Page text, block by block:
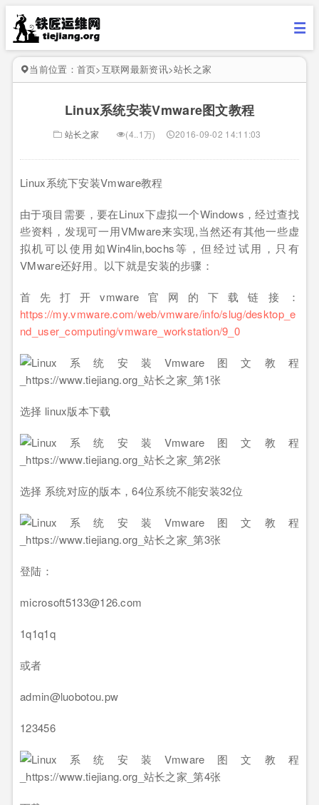
当前位置： 首页>互联网最新资讯>站长之家
Linux系统安装Vmware图文教程
站长之家 (4..1万) 2016-09-02 14:11:03
Linux系统下安装Vmware教程
由于项目需要，要在Linux下虚拟一个Windows，经过查找
些资料，发现可一用VMware来实现,当然还有其他一些虚
拟机可以使用如Win4lin,bochs等，但经过试用，只有
VMware还好用。以下就是安装的步骤：
首先打开vmware官网的下载链接：
https://my.vmware.com/web/vmware/info/slug/desktop_e
nd_user_computing/vmware_workstation/9_0
选择 linux版本下载
选择 系统对应的版本，64位系统不能安装32位
登陆：
microsoft5133@126.com
1q1q1q
或者
admin@luobotou.pw
123456